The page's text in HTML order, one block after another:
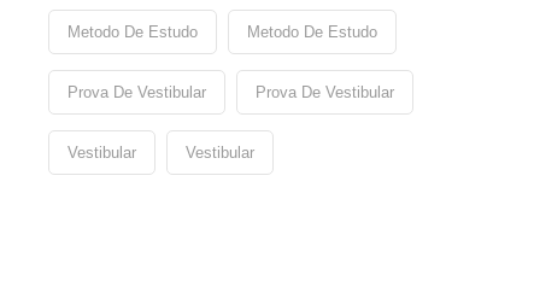
Metodo De Estudo Metodo De Estudo
Prova De Vestibular Prova De Vestibular
Vestibular Vestibular